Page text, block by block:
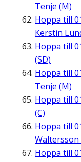
Tenje (M)
Hoppa till
Kerstin
Hoppa till
(SD)
Hoppa till
Tenje (M)
Hoppa till
(C)
Hoppa till
Waltersson
Hoppa till